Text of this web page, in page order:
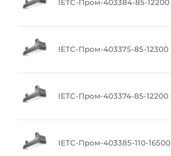
IETC-Пром-403384-85-
IETC-Пром-403375-85-12300
IETC-Пром-403374-85-12200
IETC-Пром-403385-110-